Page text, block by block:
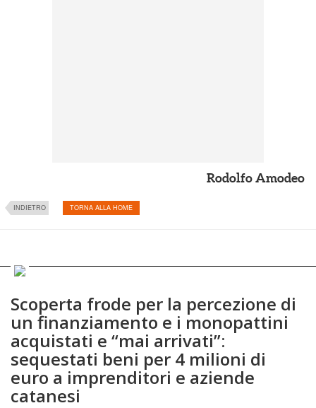
Rodolfo Amodeo
INDIETRO TORNA ALLA HOME
Scoperta frode per la percezione di
un finanziamento e i monopattini
acquistati e “mai arrivati”:
sequestati beni per 4 milioni di
euro a imprenditori e aziende
catanesi